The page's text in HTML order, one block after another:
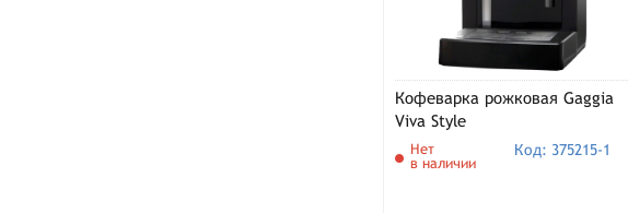
Кофеварка рожковая Gaggia
Viva Style
Нет
в наличии
Код: 375215-1